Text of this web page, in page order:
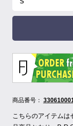
商品番号：
こちらのアイテムは